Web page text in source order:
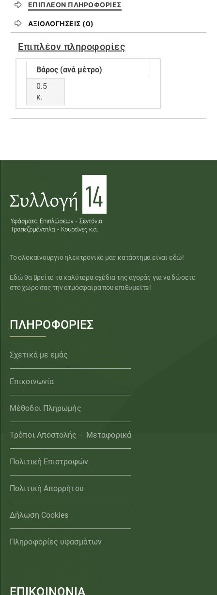
ΕΠΙΠΛΈΟΝ ΠΛΗΡΟΦΟΡΊΕΣ
ΑΞΙΟΛΟΓΉΣΕΙΣ (0)
Επιπλέον πληροφορίες
Βάρος (ανά μέτρο)
0.5
κ.
Το ολοκαίνουργιο ηλεκτρονικό μας κατάστημα είναι εδώ!
Εδώ θα βρείτε τα καλύτερα σχέδια της αγοράς για να δώσετε
στο χώρο σας την ατμόσφαιρα που επιθυμείτε!
ΠΛΗΡΟΦΟΡΙΕΣ
Σχετικά με εμάς
Επικοινωνία
Μέθοδοι Πληρωμής
Τρόποι Αποστολής – Μεταφορικά
Πολιτική Επιστροφών
Πολιτική Απορρήτου
Δήλωση Cookies
Πληροφορίες υφασμάτων
ΕΠΙΚΟΙΝΩΝΙΑ